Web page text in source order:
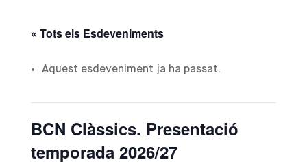
« Tots els Esdeveniments
Aquest esdeveniment ja ha passat.
BCN Clàssics. Presentació
temporada 2026/27